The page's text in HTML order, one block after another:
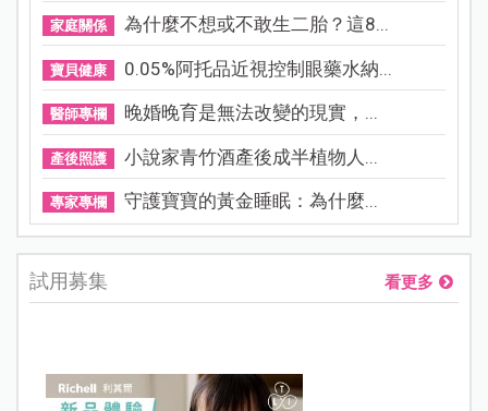
家庭關係 為什麼不想或不敢生二胎？這8...
寶貝健康 0.05%阿托品近視控制眼藥水納...
醫師專欄 晚婚晚育是無法改變的現實，...
產後照護 小說家青竹酒產後成半植物人...
專家專欄 守護寶寶的黃金睡眠：為什麼...
試用募集 看更多